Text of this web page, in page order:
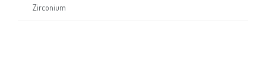
Zirconium